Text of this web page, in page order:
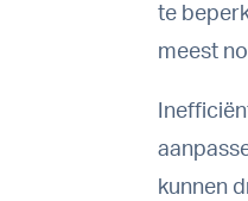
te
meest
kunnen